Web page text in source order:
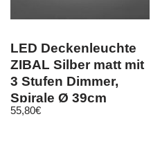
LED Deckenleuchte
ZIBAL Silber matt mit
3 Stufen Dimmer,
Spirale Ø 39cm
55,80€